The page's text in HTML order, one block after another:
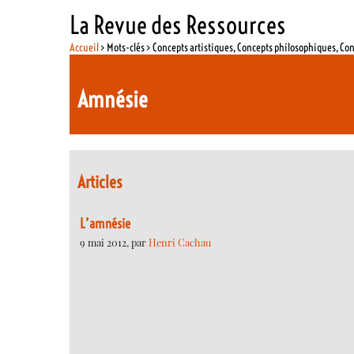
La Revue des Ressources
Accueil> Mots-clés > Concepts artistiques, Concepts philosophiques,
Amnésie
Articles
L’amnésie
9 mai 2012, parHenri Cachau